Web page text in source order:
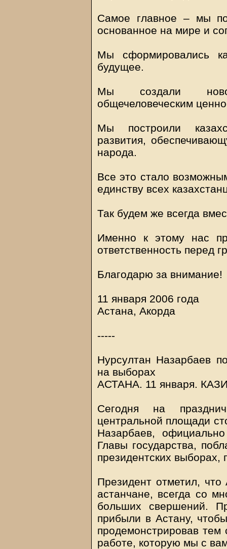
Самое главное – мы
основанное на мире и
Мы сформировались
будущее.
Мы создали
общечеловеческим
Мы построили
развития,
народа.
Все это стало
единству всех
Так будем же всегда
Именно к этому нас
ответственность перед
Благодарю за внимание!
11 января 2006 года
Астана, Aкорда
-----
Нурсултан Назарбаев
на выборах
АСТАНА. 11 января.
Сегодня на
центральной площади
Назарбаев,
Главы государства,
президентских
Президент отметил,
астанчане, всегда со
больших свершений.
прибыли в Астану,
продемонстрировав тем
работе, которую мы с